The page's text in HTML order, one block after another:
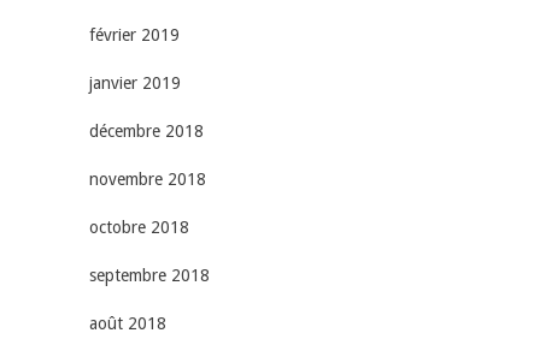
février 2019
janvier 2019
décembre 2018
novembre 2018
octobre 2018
septembre 2018
août 2018